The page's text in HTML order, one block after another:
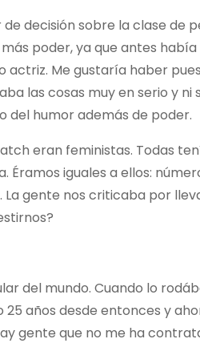
decisión sobre la clase de
poder, ya que antes
Me gustaría haber
las cosas muy en serio y ni
del humor además de poder.
eran feministas. Todas
iguales a ellos:
gente nos criticaba por
del mundo. Cuando lo
años desde entonces y
gente que no me ha